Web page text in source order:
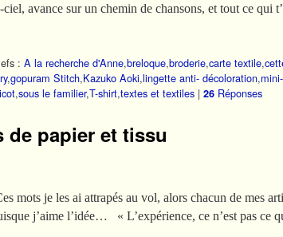
avance sur un chemin de chansons, et tout ce qui
: A la recherche d'Anne,breloque,broderie,carte textile,
,gopuram Stitch,Kazuko Aoki,lingette anti- décoloration,
,sous le familier,T-shirt,textes et textiles | 26 Réponses
de papier et tissu
je les ai attrapés au vol, alors chacun de mes
j’aime l’idée… « L’expérience, ce n’est pas ce